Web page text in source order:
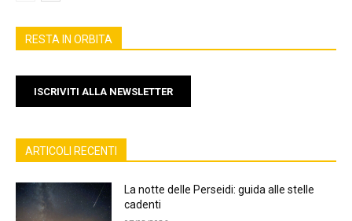
RESTA IN ORBITA
ISCRIVITI ALLA NEWSLETTER
ARTICOLI RECENTI
La notte delle Perseidi: guida alle stelle
cadenti